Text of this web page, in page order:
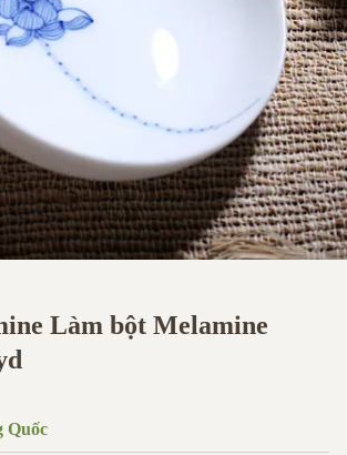
Làm bột Melamine
Quốc